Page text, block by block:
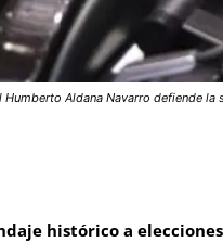
Aldana Navarro defiende
histórico a elecciones